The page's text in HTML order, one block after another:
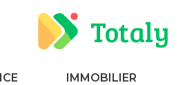
Totaly
IMMOBILIER